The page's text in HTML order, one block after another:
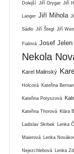
Dolejší Jiří Grygar Jiří
Langer Jiří Mihola
Sádlo Jiří Štegl Jiří
Fialová Josef Jelen
Nekola
Karel Malinský
Holcová Kateřina
Kateřina Potyszová
Kateřina Thorová Klára
Ladislav Skrbek Lenka
Maierová Lenka
Nejezchlebová Lenka